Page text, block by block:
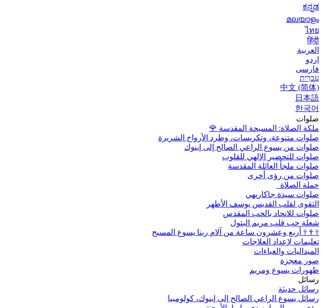
ಕನ್ನಡ
മലയാളം
ไทย
हिंदी
العربية
اردو
فارسی
עִברִית
中文 (简体)
日本語
한국어
صلوات
ملكة الصلاة: المسبحة المقدسة 🌹
صلوات متنوعة، وتكريسات، وطرد الأرواح الشريرة
صلوات من يسوع الراعي الصالح إلى إينوك
صلوات للتحضير الإلهي للقلوب
صلوات ملجأ العائلة المقدسة
صلوات من رؤى أخرى
حملة الصلاة
صلوات سيدة جاكاريهي
التقوى لقلب القديس يوسف الأطهر
صلوات للاتحاد بالحب المقدس
شعلة حب قلب مريم البتول
†
†
† أربع وعشرون ساعة من آلام ربنا يسوع المسيح
تعليمات لإعداد العلاجات
الميداليات والعباءات
صور معجزة
ظهورات يسوع ومريم
رسائل
رسائل حديثة
رسائل يسوع الراعي الصالح إلى إينوك، كولومبيا